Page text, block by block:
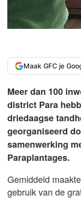
Maak GFC je
Meer dan 100
district Para
driedaagse
georganiseerd
samenwerking
Paraplantages.
Gemiddeld
gebruik van de